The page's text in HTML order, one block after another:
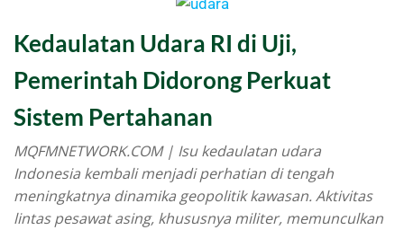
Kedaulatan Udara RI di Uji,
Pemerintah Didorong Perkuat
Sistem Pertahanan
MQFMNETWORK.COM | Isu kedaulatan udara
Indonesia kembali menjadi perhatian di tengah
meningkatnya dinamika geopolitik kawasan. Aktivitas
lintas pesawat asing, khususnya militer, memunculkan